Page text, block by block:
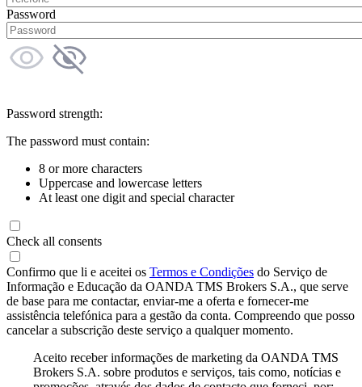
Password
Password strength:
The password must contain:
8 or more characters
Uppercase and lowercase letters
At least one digit and special character
Check all consents
Confirmo que li e aceitei os Termos e Condições do Serviço de
Informação e Educação da OANDA TMS Brokers S.A., que serve
de base para me contactar, enviar-me a oferta e fornecer-me
assistência telefónica para a gestão da conta. Compreendo que posso
cancelar a subscrição deste serviço a qualquer momento.
Aceito receber informações de marketing da OANDA TMS
Brokers S.A. sobre produtos e serviços, tais como, notícias e